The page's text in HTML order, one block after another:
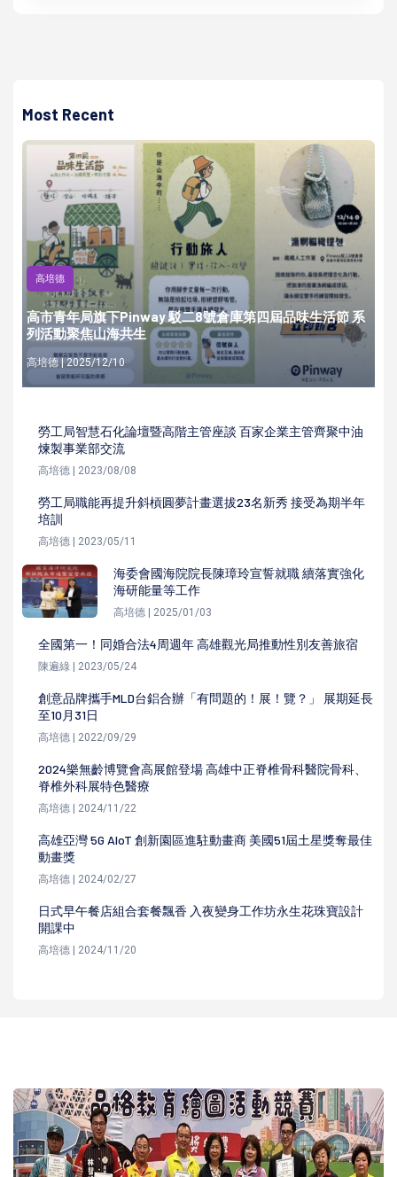
Most Recent
高培德
高市青年局旗下Pinway 駁二8號倉庫第四屆品味生活節 系
列活動聚焦山海共生
高培德 | 2025/12/10
勞工局智慧石化論壇暨高階主管座談 百家企業主管齊聚中油
煉製事業部交流
高培德 | 2023/08/08
勞工局職能再提升斜槓圓夢計畫選拔23名新秀 接受為期半年
培訓
高培德 | 2023/05/11
海委會國海院院長陳璋玲宣誓就職 續落實強化
海研能量等工作
高培德 | 2025/01/03
全國第一！同婚合法4周週年 高雄觀光局推動性別友善旅宿
陳遍綠 | 2023/05/24
創意品牌攜手MLD台鋁合辦「有問題的！展！覽？」 展期延長
至10月31日
高培德 | 2022/09/29
2024樂無齡博覽會高展館登場 高雄中正脊椎骨科醫院骨科、
脊椎外科展特色醫療
高培德 | 2024/11/22
高雄亞灣 5G AIoT 創新園區進駐動畫商 美國51屆土星獎奪最佳
動畫獎
高培德 | 2024/02/27
日式早午餐店組合套餐飄香 入夜變身工作坊永生花珠寶設計
開課中
高培德 | 2024/11/20